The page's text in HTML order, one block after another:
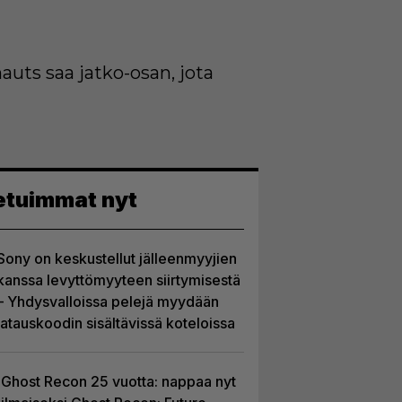
saa jatko-osan, jota
nyt
on keskustellut jälleenmyyjien
levyttömyyteen siirtymisestä
Yhdysvalloissa pelejä myydään
sisältävissä koteloissa
Ghost Recon 25 vuotta: nappaa nyt